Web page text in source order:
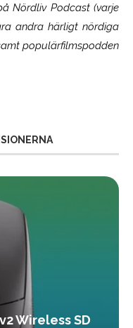
Nördliv Podcast (varje
andra härligt nördiga
populärfilmspodden
Wireless SD